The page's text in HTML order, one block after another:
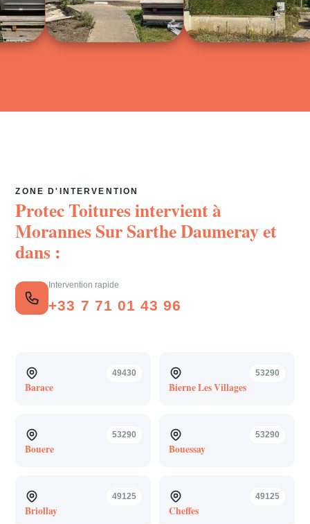
ZONE D'INTERVENTION
Protec Toitures intervient à
Morannes Sur Sarthe Daumerayet
dans :
Intervention rapide
+33 7 71 01 43 96
49430
Barace
53290
Bierne Les Villages
53290
Bouere
53290
Bouessay
49125
Briollay
49125
Cheffes